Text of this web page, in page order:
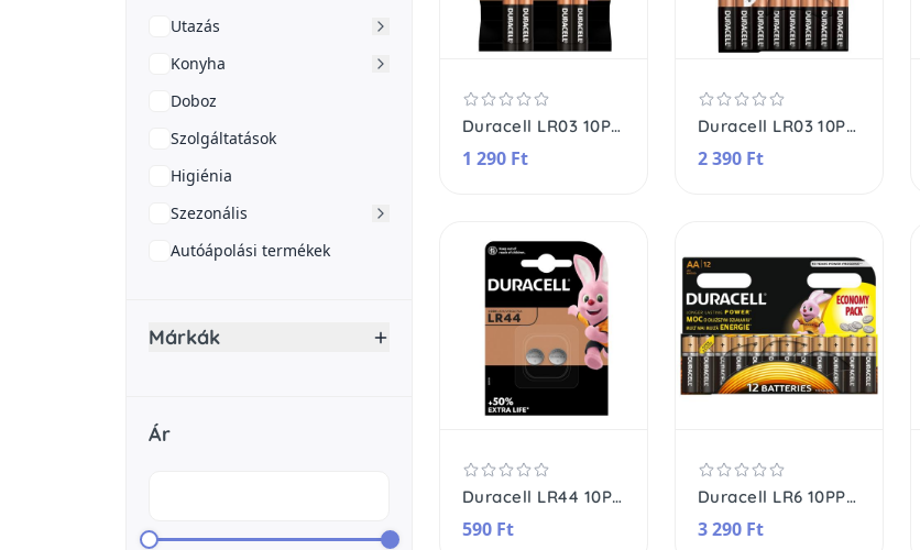
Utazás
Konyha
Doboz
Szolgáltatások
Higiénia
Szezonális
Autóápolási termékek
Márkák
Ár
Duracell LR03 10PP110024 AAA alkáli elem, 1,5 V feszültség, 4db/bliszter
1 290 Ft
Duracell LR03 10PP110026 AAA alkáli elem, 1,5 V feszültség, 8db/bliszter
2 390 Ft
Duracell LR44 10PP040020 alkáli gombelem, 1,5 V feszültség, 2db/bliszter
590 Ft
Duracell LR6 10PP100002 AA alkáli elem, 1,5 V feszültség, 12db/bliszter
3 290 Ft